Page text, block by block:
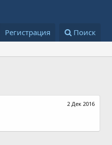
Регистрация Поиск
2 Дек 2016